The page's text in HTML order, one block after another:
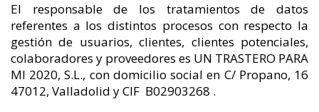
El responsable de los tratamientos de datos
referentes a los distintos procesos con respecto la
gestión de usuarios, clientes, clientes potenciales,
colaboradores y proveedores es UN TRASTERO PARA
MI 2020, S.L., con domicilio social en C/ Propano, 16
47012, Valladolid y CIF B02903268 .